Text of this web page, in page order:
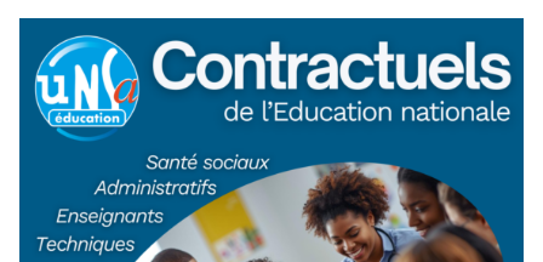
[Bordeaux] Contractuel·les de l’Éducation